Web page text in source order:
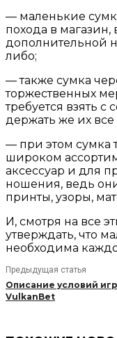
— маленькие
похода в магазин,
дополнительной
либо;
— также сумка
торжественных
требуется взять
держать же их все
— при этом сумка
широком
аксессуар и для
ношения, ведь
принты, узоры,
И, смотря на все
утверждать, что
необходима
Предыдущая статья
Описание условий
VulkanBet